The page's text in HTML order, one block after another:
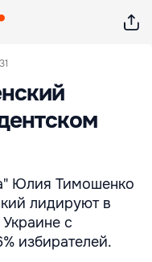
Юлия Тимошенко
лидируют в
с
избирателей.